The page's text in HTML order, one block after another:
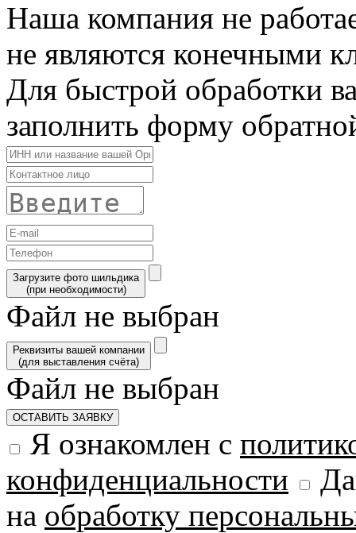
Наша компания не
не являются конечными
Для быстрой обработки
заполнить форму
Загрузите фото шильдика
(при необходимости)
Файл не выбран
Реквизиты вашей компании
(для выставления счёта)
Файл не выбран
ОСТАВИТЬ ЗАЯВКУ
Я ознакомлен с
конфиденциальности
на обработку